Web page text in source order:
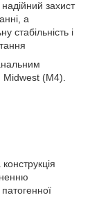
захист
а
стабільність і
Midwest (M4).